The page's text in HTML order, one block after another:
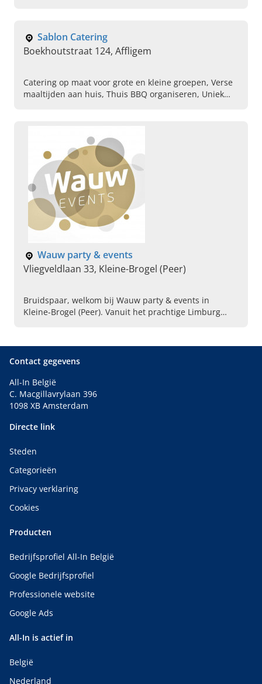
Sablon Catering
Boekhoutstraat 124, Affligem
Catering op maat voor grote en kleine groepen, Verse
maaltijden aan huis, Thuis BBQ organiseren, Uniek
Wauw party & events
Vliegveldlaan 33, Kleine-Brogel (Peer)
Bruidspaar, welkom bij Wauw party & events in
Kleine-Brogel (Peer). Vanuit het prachtige Limburg
Contact gegevens
All-In België
C. Macgillavrylaan 396
1098 XB Amsterdam
Directe link
Steden
Categorieën
Privacy verklaring
Cookies
Producten
Bedrijfsprofiel All-In België
Google Bedrijfsprofiel
Professionele website
Google Ads
All-In is actief in
België
Nederland